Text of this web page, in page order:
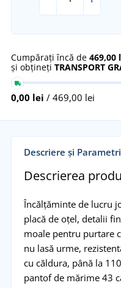
Cumpărați încă de 469,00
și obțineți TRANSPORT
0,00 lei / 469,00 lei
Descriere și Parametri
Descrierea
Încălțăminte de lucru
placă de oțel, detalii
moale pentru purtare
nu lasă urme,
cu căldura, până la
pantof de mărime 43